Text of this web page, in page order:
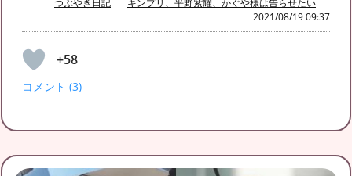
つぶやき日記
キンプリ、平野紫耀、かぐや様は告らせたい
2021/08/19 09:37
+58
コメント (3)